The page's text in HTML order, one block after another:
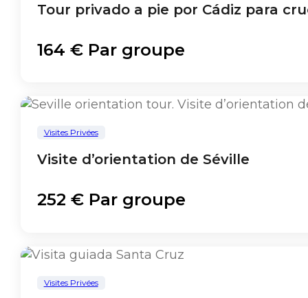
Tour privado a pie por Cádiz para
164 € Par groupe
Visites Privées
Visite d’orientation de Séville
252 € Par groupe
Visites Privées